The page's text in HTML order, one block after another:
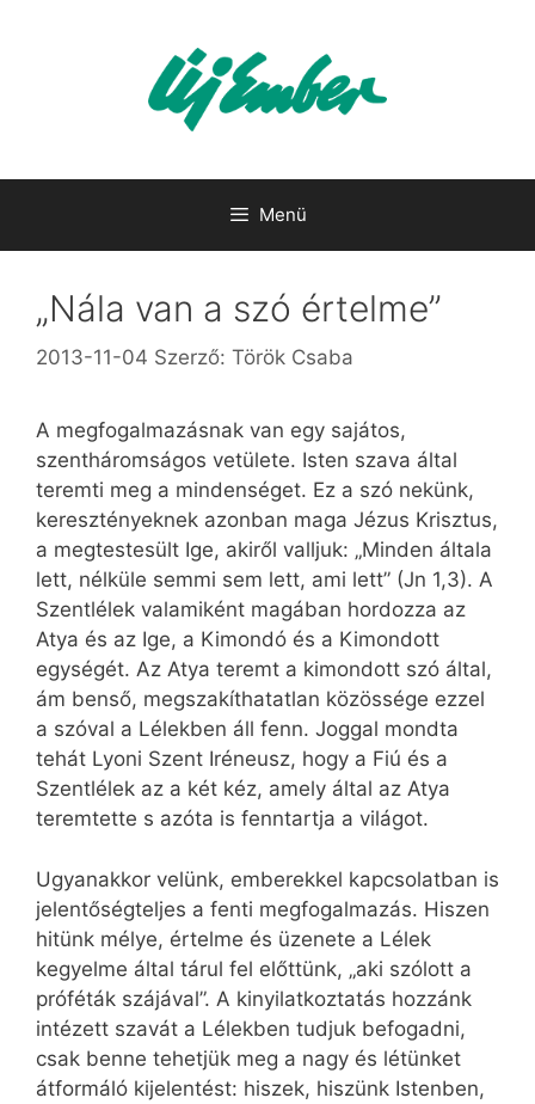
Menü
„Nála van a szó értelme”
2013-11-04 Szerző: Török Csaba
A megfogalmazásnak van egy sajátos,
szentháromságos vetülete. Isten szava által
teremti meg a mindenséget. Ez a szó nekünk,
keresztényeknek azonban maga Jézus Krisztus,
a megtestesült Ige, akiről valljuk: „Minden általa
lett, nélküle semmi sem lett, ami lett” (Jn 1,3). A
Szentlélek valamiként magában hordozza az
Atya és az Ige, a Kimondó és a Kimondott
egységét. Az Atya teremt a kimondott szó által,
ám benső, megszakíthatatlan közössége ezzel
a szóval a Lélekben áll fenn. Joggal mondta
tehát Lyoni Szent Iréneusz, hogy a Fiú és a
Szentlélek az a két kéz, amely által az Atya
teremtette s azóta is fenntartja a világot.
Ugyanakkor velünk, emberekkel kapcsolatban is
jelentőségteljes a fenti megfogalmazás. Hiszen
hitünk mélye, értelme és üzenete a Lélek
kegyelme által tárul fel előttünk, „aki szólott a
próféták szájával”. A kinyilatkoztatás hozzánk
intézett szavát a Lélekben tudjuk befogadni,
csak benne tehetjük meg a nagy és létünket
átformáló kijelentést: hiszek, hiszünk Istenben,